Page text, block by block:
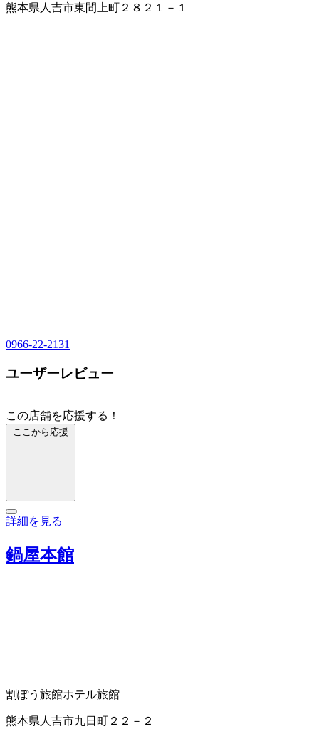
熊本県人吉市東間上町２８２１－１
0966-22-2131
ユーザーレビュー
この店舗を応援する！
ここから応援
詳細を見る
鍋屋本館
割ぽう旅館ホテル旅館
熊本県人吉市九日町２２－２